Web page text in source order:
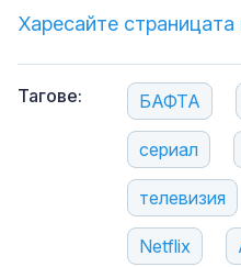
Харесайте
Тагове: БАФТА
сериал
телевизия
Netflix